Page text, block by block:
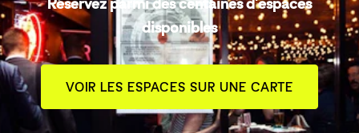
disponibles
VOIR LES ESPACES SUR UNE CARTE